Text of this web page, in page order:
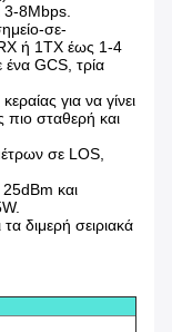
3-8Mbps.
σε-
ή 1TX έως 1-4
GCS, τρία
για να γίνει
σταθερή και
σε LOS,
και
διμερή σειριακά